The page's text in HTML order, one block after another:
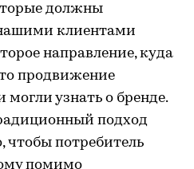
должны
клиентами
направление, куда
продвижение
узнать о бренде.
подход
чтобы потребитель
помимо